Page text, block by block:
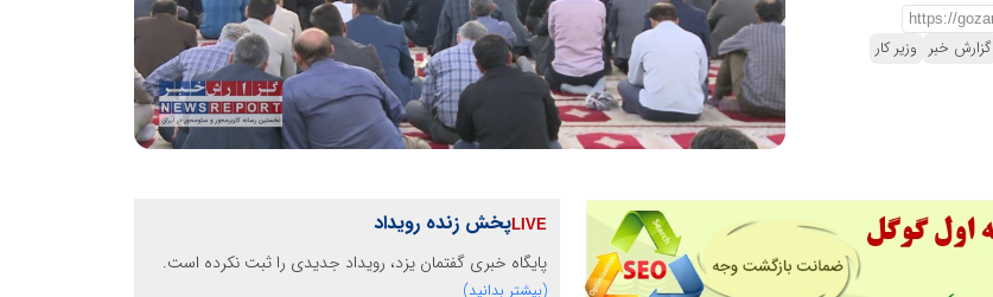
گزارش خبر وزیر کار
پخش زنده رویداد
پایگاه خبری گفتمان یزد، رویداد جدیدی را ثبت نکرده است.
(بیشتر بدانید)